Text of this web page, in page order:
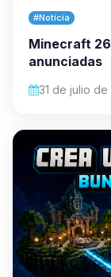
#Noticia
Minecraft
anunciadas
31 de julio de